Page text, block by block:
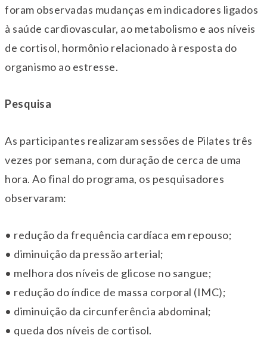
foram observadas mudanças em indicadores ligados
à saúde cardiovascular, ao metabolismo e aos níveis
de cortisol, hormônio relacionado à resposta do
organismo ao estresse.
Pesquisa
As participantes realizaram sessões de Pilates três
vezes por semana, com duração de cerca de uma
hora. Ao final do programa, os pesquisadores
observaram:
• redução da frequência cardíaca em repouso;
• diminuição da pressão arterial;
• melhora dos níveis de glicose no sangue;
• redução do índice de massa corporal (IMC);
• diminuição da circunferência abdominal;
• queda dos níveis de cortisol.